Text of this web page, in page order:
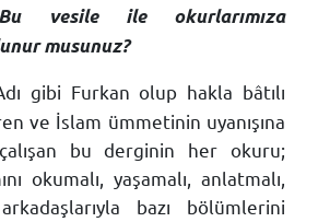
vesile ile okurlarımıza
musunuz?
gibi Furkan olup hakla bâtılı
ve İslam ümmetinin uyanışına
bu derginin her okuru;
okumalı, yaşamalı, anlatmalı,
bazı bölümlerini